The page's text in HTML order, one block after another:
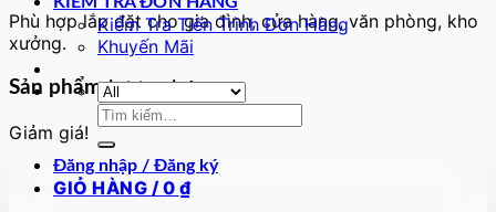
Kiểm Tra Tiến Trình Đơn Hàng
Khuyến Mãi
Tìm
Đăng nhập / Đăng ký
GIỎ HÀNG / 0 ₫
Phù hợp lắp đặt cho gia đình, cửa hàng, văn phòng, kho
xưởng.
Sản phẩm tương tự
Giảm giá!